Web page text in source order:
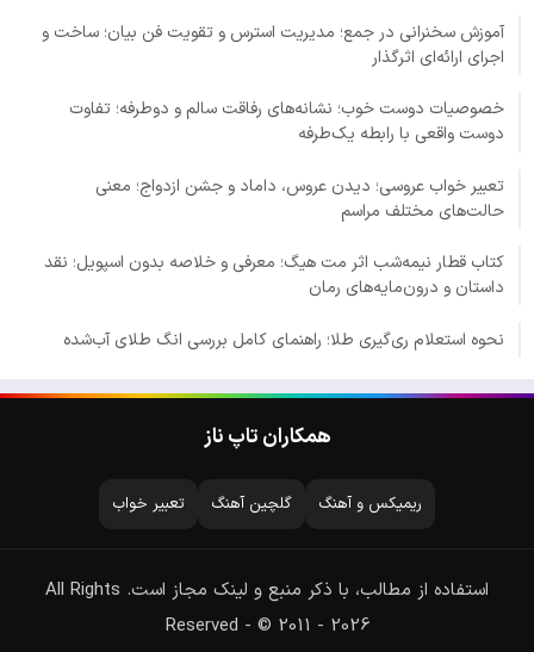
آموزش سخنرانی در جمع؛ مدیریت استرس و تقویت فن بیان؛ ساخت و
اجرای ارائه‌ای اثرگذار
خصوصیات دوست خوب؛ نشانه‌های رفاقت سالم و دوطرفه؛ تفاوت
دوست واقعی با رابطه یک‌طرفه
تعبیر خواب عروسی؛ دیدن عروس، داماد و جشن ازدواج؛ معنی
حالت‌های مختلف مراسم
کتاب قطار نیمه‌شب اثر مت هیگ؛ معرفی و خلاصه بدون اسپویل؛ نقد
داستان و درون‌مایه‌های رمان
نحوه استعلام ری‌گیری طلا؛ راهنمای کامل بررسی انگ طلای آب‌شده
همکاران تاپ ناز
ریمیکس و آهنگ گلچین آهنگ تعبیر خواب
استفاده از مطالب، با ذکر منبع و لینک مجاز است. All Rights
Reserved - © 2011 - 2026